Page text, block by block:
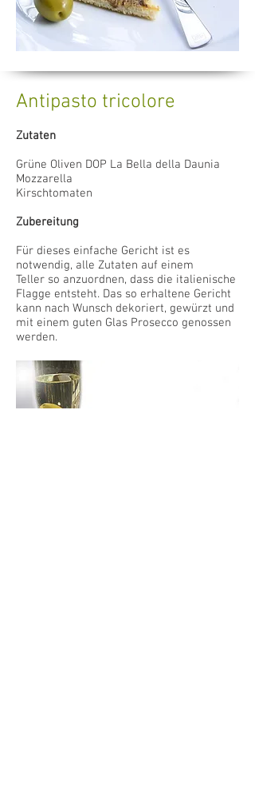
Antipasto tricolore
Zutaten
Grüne Oliven DOP La Bella della Daunia
Mozzarella
Kirschtomaten
Zubereitung
Für dieses einfache Gericht ist es
notwendig, alle Zutaten auf einem
Teller so anzuordnen, dass die italienische
Flagge entsteht. Das so erhaltene Gericht
kann nach Wunsch dekoriert, gewürzt und
mit einem guten Glas Prosecco genossen
werden.